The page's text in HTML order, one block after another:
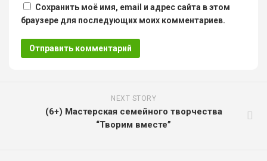
Сохранить моё имя, email и адрес сайта в этом
браузере для последующих моих комментариев.
NEXT STORY
(6+) Мастерская семейного творчества
“Творим вместе”